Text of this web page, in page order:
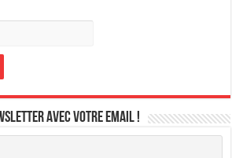
avec votre email !